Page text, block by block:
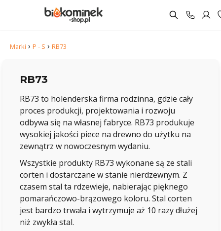
Marki › P - S › RB73
RB73
RB73 to holenderska firma rodzinna, gdzie cały
proces produkcji, projektowania i rozwoju
odbywa się na własnej fabryce. RB73 produkuje
wysokiej jakości piece na drewno do użytku na
zewnątrz w nowoczesnym wydaniu.
Wszystkie produkty RB73 wykonane są ze stali
corten i dostarczane w stanie nierdzewnym. Z
czasem stal ta rdzewieje, nabierając pięknego
pomarańczowo-brązowego koloru. Stal corten
jest bardzo trwała i wytrzymuje aż 10 razy dłużej
niż zwykła stal.